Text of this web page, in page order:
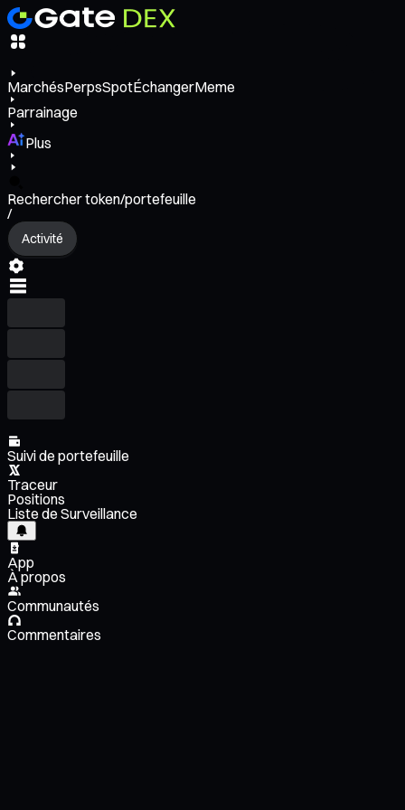
MarchésPerpsSpotÉchangerMeme
Parrainage
Plus
Rechercher token/portefeuille
/
Activité
Suivi de portefeuille
Traceur
Positions
Liste de Surveillance
App
À propos
Communautés
Commentaires